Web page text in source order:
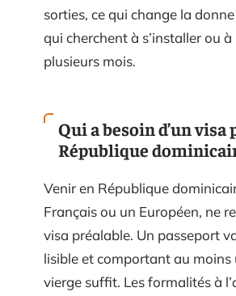
sorties, ce qui change la
qui cherchent à s’installer ou à
plusieurs mois.
Qui a besoin d’un visa
République
Venir en République
Français ou un Européen, ne
visa préalable. Un passeport
lisible et comportant au moins
vierge suffit. Les formalités à